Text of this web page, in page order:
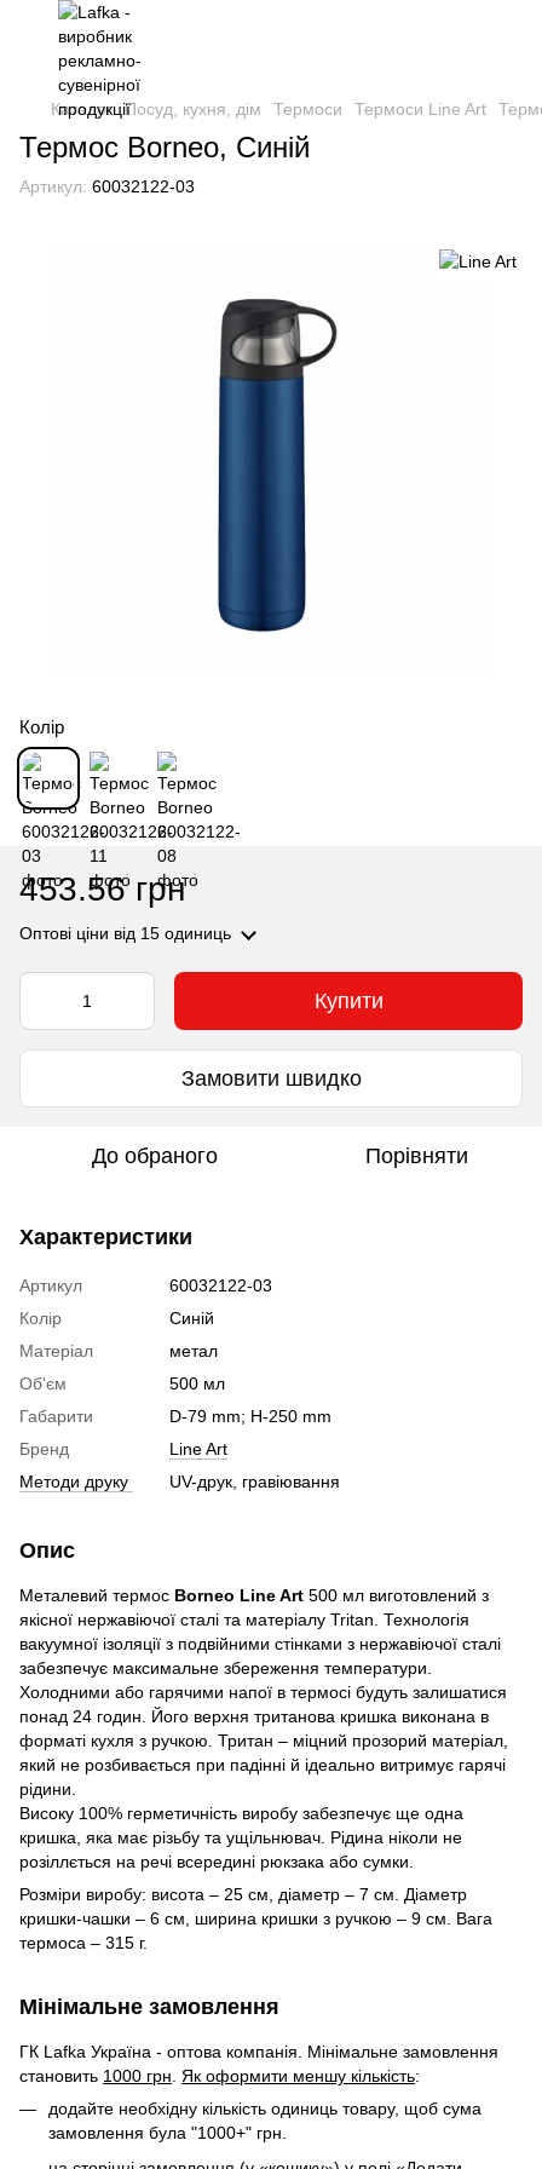
Каталог Посуд, кухня, дім Термоси Термоси Line Art
Термос Borneo, Синій
Артикул: 60032122-03
Колір
453.56 грн
Оптові ціни від 15 одиниць
Купити
Замовити швидко
До обраного Порівняти
Характеристики
Артикул
60032122-03
Колір
Синій
Матеріал
метал
Об'єм
500 мл
Габарити
D-79 mm; H-250 mm
Бренд
Line Art
Методи друку
UV-друк, гравіювання
Опис
Металевий термос Borneo Line Art 500 мл виготовлений з
якісної нержавіючої сталі та матеріалу Tritan. Технологія
вакуумної ізоляції з подвійними стінками з нержавіючої сталі
забезпечує максимальне збереження температури.
Холодними або гарячими напої в термосі будуть залишатися
понад 24 годин. Його верхня тританова кришка виконана в
форматі кухля з ручкою. Тритан – міцний прозорий матеріал,
який не розбивається при падінні й ідеально витримує гарячі
рідини.
Високу 100% герметичність виробу забезпечує ще одна
кришка, яка має різьбу та ущільнювач. Рідина ніколи не
розіллється на речі всередині рюкзака або сумки.
Розміри виробу: висота – 25 см, діаметр – 7 см. Діаметр
кришки-чашки – 6 см, ширина кришки з ручкою – 9 см. Вага
термоса – 315 г.
Мінімальне замовлення
ГК Lafka Україна - оптова компанія. Мінімальне замовлення
становить 1000 грн. Як оформити меншу кількість:
додайте необхідну кількість одиниць товару, щоб сума
замовлення була "1000+" грн.